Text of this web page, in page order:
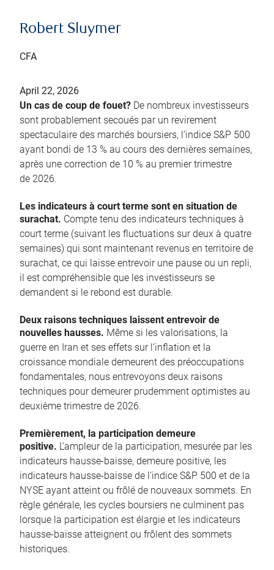
Robert Sluymer
CFA
April 22, 2026
Un cas de coup de fouet? De nombreux investisseurs
sont probablement secoués par un revirement
spectaculaire des marchés boursiers, l’indice S&P 500
ayant bondi de 13 % au cours des dernières semaines,
après une correction de 10 % au premier trimestre
de 2026.
Les indicateurs à court terme sont en situation de
surachat. Compte tenu des indicateurs techniques à
court terme (suivant les fluctuations sur deux à quatre
semaines) qui sont maintenant revenus en territoire de
surachat, ce qui laisse entrevoir une pause ou un repli,
il est compréhensible que les investisseurs se
demandent si le rebond est durable.
Deux raisons techniques laissent entrevoir de
nouvelles hausses. Même si les valorisations, la
guerre en Iran et ses effets sur l’inflation et la
croissance mondiale demeurent des préoccupations
fondamentales, nous entrevoyons deux raisons
techniques pour demeurer prudemment optimistes au
deuxième trimestre de 2026.
Premièrement, la participation demeure
positive. L’ampleur de la participation, mesurée par les
indicateurs hausse-baisse, demeure positive, les
indicateurs hausse-baisse de l’indice S&P 500 et de la
NYSE ayant atteint ou frôlé de nouveaux sommets. En
règle générale, les cycles boursiers ne culminent pas
lorsque la participation est élargie et les indicateurs
hausse-baisse atteignent ou frôlent des sommets
historiques.